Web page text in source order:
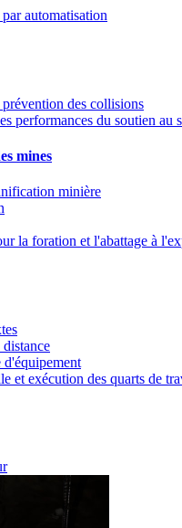
automatisation
des collisions
performances du soutien au
mines
minière
la foration et l'abattage à
distance
d'équipement
et exécution des quarts de